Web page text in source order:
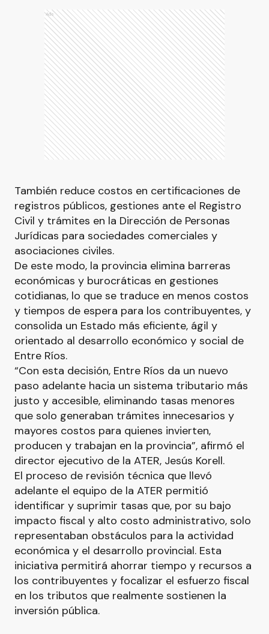
Ads
También reduce costos en certificaciones de
registros públicos, gestiones ante el Registro
Civil y trámites en la Dirección de Personas
Jurídicas para sociedades comerciales y
asociaciones civiles.
De este modo, la provincia elimina barreras
económicas y burocráticas en gestiones
cotidianas, lo que se traduce en menos costos
y tiempos de espera para los contribuyentes, y
consolida un Estado más eficiente, ágil y
orientado al desarrollo económico y social de
Entre Ríos.
“Con esta decisión, Entre Ríos da un nuevo
paso adelante hacia un sistema tributario más
justo y accesible, eliminando tasas menores
que solo generaban trámites innecesarios y
mayores costos para quienes invierten,
producen y trabajan en la provincia”, afirmó el
director ejecutivo de la ATER, Jesús Korell.
El proceso de revisión técnica que llevó
adelante el equipo de la ATER permitió
identificar y suprimir tasas que, por su bajo
impacto fiscal y alto costo administrativo, solo
representaban obstáculos para la actividad
económica y el desarrollo provincial. Esta
iniciativa permitirá ahorrar tiempo y recursos a
los contribuyentes y focalizar el esfuerzo fiscal
en los tributos que realmente sostienen la
inversión pública.